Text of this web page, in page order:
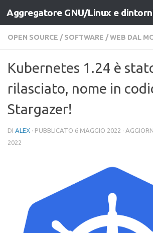
Salta al contenuto
Aggregatore GNU/Linux e
OPEN SOURCE / SOFTWARE /WEB DAL
Kubernetes 1.24 è
rilasciato, nome in
Stargazer!
DI ALEX · PUBBLICATO 6 MAGGIO 2022 ·
2022